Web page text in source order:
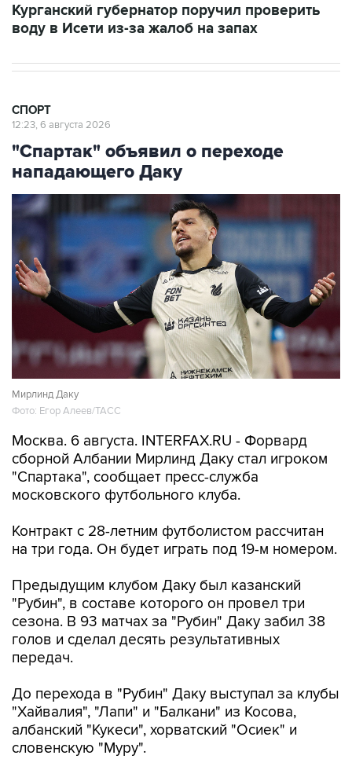
Курганский губернатор поручил проверить
воду в Исети из-за жалоб на запах
СПОРТ
12:23, 6 августа 2026
"Спартак" объявил о переходе
нападающего Даку
Мирлинд Даку
Фото: Егор Алеев/ТАСС
Москва. 6 августа. INTERFAX.RU - Форвард
сборной Албании Мирлинд Даку стал игроком
"Спартака", сообщает пресс-служба
московского футбольного клуба.
Контракт с 28-летним футболистом рассчитан
на три года. Он будет играть под 19-м номером.
Предыдущим клубом Даку был казанский
"Рубин", в составе которого он провел три
сезона. В 93 матчах за "Рубин" Даку забил 38
голов и сделал десять результативных
передач.
До перехода в "Рубин" Даку выступал за клубы
"Хайвалия", "Лапи" и "Балкани" из Косова,
албанский "Кукеси", хорватский "Осиек" и
словенскую "Муру".